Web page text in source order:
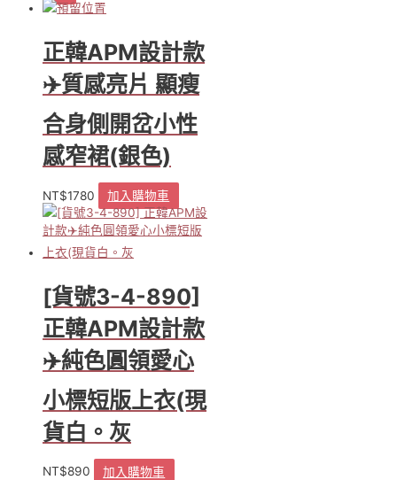
產
有
多
種
款
式。
可
在
產
品
頁
面
選
擇
項
正韓APM設計款
✈️質感亮片 顯瘦
合身側開岔小性
感窄裙(銀色)
NT$1780 加入購物車
[貨號3-4-890]
正韓APM設計款
✈️純色圓領愛心
小標短版上衣(現
貨白。灰
NT$890
加入購物車